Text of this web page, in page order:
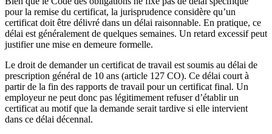
pour la remise du certificat, la jurisprudence considère qu’un
certificat doit être délivré dans un délai raisonnable. En pratique, ce
délai est généralement de quelques semaines. Un retard excessif peut
justifier une mise en demeure formelle.
Le droit de demander un certificat de travail est soumis au délai de
prescription général de 10 ans (article 127 CO). Ce délai court à
partir de la fin des rapports de travail pour un certificat final. Un
employeur ne peut donc pas légitimement refuser d’établir un
certificat au motif que la demande serait tardive si elle intervient
dans ce délai décennal.